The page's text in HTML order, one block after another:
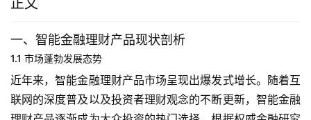
正文
一、智能金融理财产品现状剖析
1.1 市场蓬勃发展态势
近年来，智能金融理财产品市场呈现出爆发式增长。随着互
联网的深度普及以及投资者理财观念的不断更新，智能金融